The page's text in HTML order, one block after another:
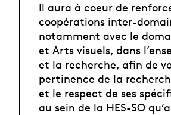
Il aura à coeur de
coopérations inter-
notamment avec le
et Arts visuels, dans
et la recherche, afin de
pertinence de la
et le respect de ses
au sein de la HES-SO